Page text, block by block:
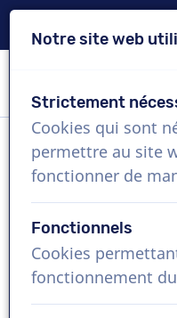
VoiceProductions
Diogo
Homme,
US$ 304,95
Vidéo d'entreprise , 1 -
Notre site web
Strictement
Cookies qui sont
permettre au site
fonctionner de
Fonctionnels
Cookies
fonctionnement